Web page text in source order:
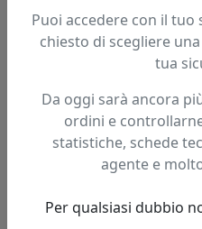
Articolo non trovato.
Hai trovato questo
Fai una segnalazione
Confronta con articoli
Puoi accedere con il
chiesto di scegliere una
tua
Da oggi sarà ancora
ordini e
statistiche, schede
agente e
Per qualsiasi dubbio